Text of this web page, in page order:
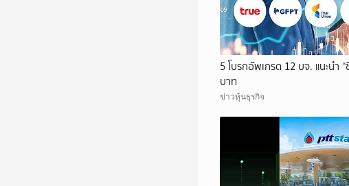
5 โบรกอัพเกรด 12 บจ. แนะนำ “
บาท
ข่าวหุ้นธุรกิจ